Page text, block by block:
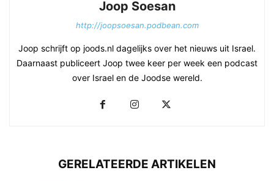
Joop Soesan
http://joopsoesan.podbean.com
Joop schrijft op joods.nl dagelijks over het nieuws uit Israel.
Daarnaast publiceert Joop twee keer per week een podcast
over Israel en de Joodse wereld.
GERELATEERDE ARTIKELEN